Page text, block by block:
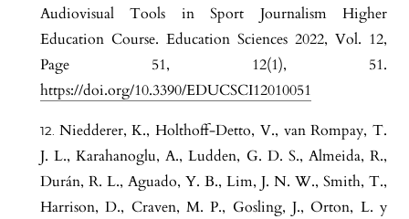
Audiovisual Tools in Sport Journalism Higher
Education Course. Education Sciences 2022, Vol. 12,
Page 51, 12(1), 51.
https://doi.org/10.3390/EDUCSCI12010051
Niedderer, K., Holthoff-Detto, V., van Rompay, T.
J. L., Karahanoglu, A., Ludden, G. D. S., Almeida, R.,
Durán, R. L., Aguado, Y. B., Lim, J. N. W., Smith, T.,
Harrison, D., Craven, M. P., Gosling, J., Orton, L. y